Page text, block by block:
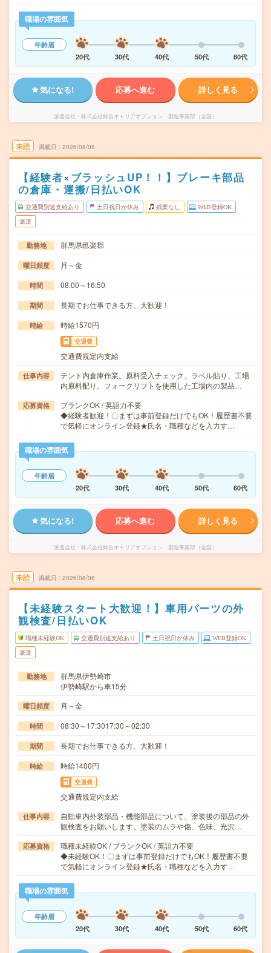
職場の雰囲気
年齢層
20代
30代 40代 50代 60代
気になる! 応募へ進む 詳しく見る
派遣会社 株式会社綜合キャリアオプション 製造事業部（全国）
未読 掲載日 2026/08/06
【経験者×ブラッシュUP！！】ブレーキ部品
の倉庫・運搬/日払いOK
交通費別途支給あり 土日祝日が休み 残業なし WEB登録OK
派遣
勤務地 群馬県邑楽郡
曜日頻度 月～金
時間 08:00～16:50
期間 長期でお仕事できる方、大歓迎！
時給 時給1570円
交通費
交通費規定内支給
仕事内容
テント内倉庫作業。原料受入チェック、ラベル貼り、工場
内原料配り。フォークリフトを使用した工場内の製品…
応募資格
ブランクOK / 英語力不要
◆経験者歓迎！〇まずは事前登録だけでもOK！履歴書不要
で気軽にオンライン登録★氏名・職種などを入力す…
職場の雰囲気
年齢層
20代
30代 40代 50代 60代
気になる! 応募へ進む 詳しく見る
派遣会社 株式会社綜合キャリアオプション 製造事業部（全国）
未読 掲載日 2026/08/06
【未経験スタート大歓迎！】車用パーツの外
観検査/日払いOK
職種未経験OK 交通費別途支給あり 土日祝日が休み WEB登録OK
派遣
勤務地
群馬県伊勢崎市
伊勢崎駅から車15分
曜日頻度 月～金
時間 08:30～17:3017:30～02:30
期間 長期でお仕事できる方、大歓迎！
時給 時給1400円
交通費
交通費規定内支給
仕事内容
自動車内外装部品・機能部品について、塗装後の部品の外
観検査をお願いします。塗装のムラや傷、色味、光沢…
応募資格
職種未経験OK / ブランクOK / 英語力不要
◆未経験OK！〇まずは事前登録だけでもOK！履歴書不要
で気軽にオンライン登録★氏名・職種などを入力す…
職場の雰囲気
年齢層
20代
30代 40代 50代 60代